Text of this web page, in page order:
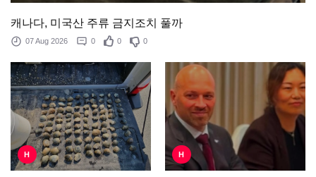
캐나다, 미국산 주류 금지조치 풀까
07 Aug 2026 0 0 0
H H